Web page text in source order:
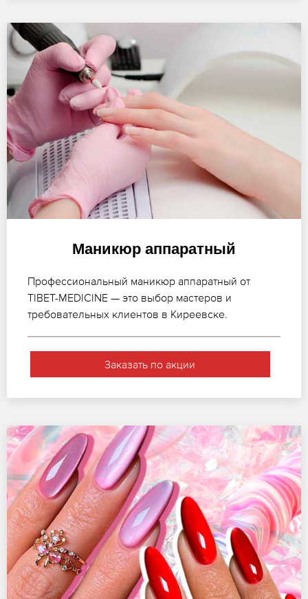
Маникюр аппаратный
Профессиональный маникюр аппаратный от
TIBET-MEDICINE — это выбор мастеров и
требовательных клиентов в Киреевске.
Заказать по акции